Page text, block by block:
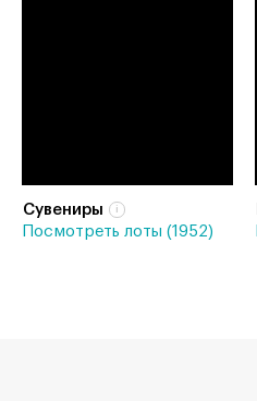
Сувениры
Посмотреть лоты (1952)